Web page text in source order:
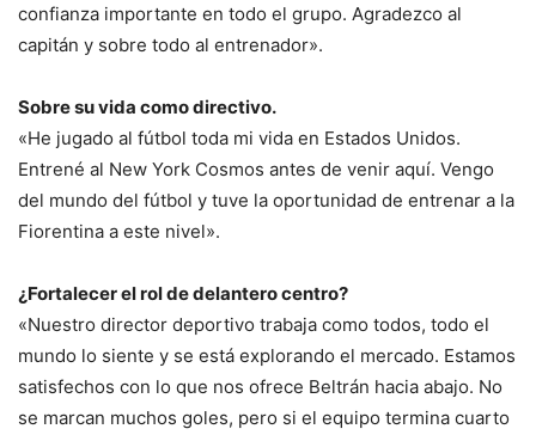
confianza importante en todo el grupo. Agradezco al
capitán y sobre todo al entrenador».
Sobre su vida como directivo.
«He jugado al fútbol toda mi vida en Estados Unidos.
Entrené al New York Cosmos antes de venir aquí. Vengo
del mundo del fútbol y tuve la oportunidad de entrenar a la
Fiorentina a este nivel».
¿Fortalecer el rol de delantero centro?
«Nuestro director deportivo trabaja como todos, todo el
mundo lo siente y se está explorando el mercado. Estamos
satisfechos con lo que nos ofrece Beltrán hacia abajo. No
se marcan muchos goles, pero si el equipo termina cuarto